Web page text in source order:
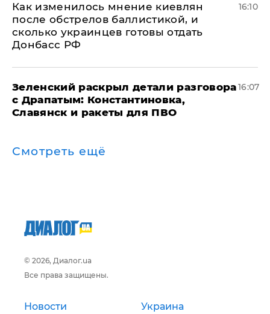
Как изменилось мнение киевлян
после обстрелов баллистикой, и
сколько украинцев готовы отдать
Донбасс РФ
16:10
​Зеленский раскрыл детали разговора
с Драпатым: Константиновка,
Славянск и ракеты для ПВО
16:07
Смотреть ещё
© 2026, Диалог.ua
Все права защищены.
Новости Украина